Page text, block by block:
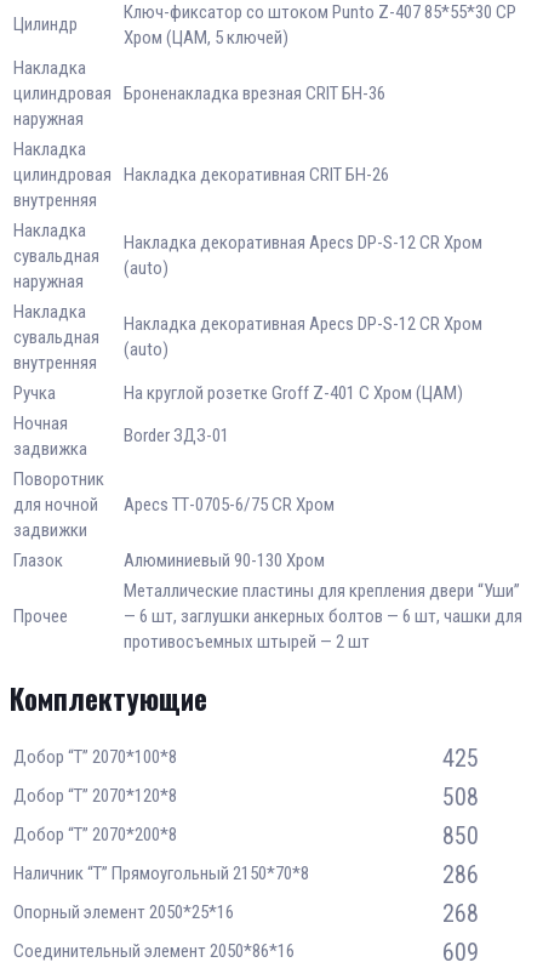
Цилиндр
Ключ-фиксатор со штоком Punto Z-407 85*55*30 CP
Хром (ЦАМ, 5 ключей)
Накладка
цилиндровая
наружная
Броненакладка врезная CRIT БН-36
Накладка
цилиндровая
внутренняя
Накладка декоративная CRIT БН-26
Накладка
сувальдная
наружная
Накладка декоративная Apecs DP-S-12 CR Хром
(auto)
Накладка
сувальдная
внутренняя
Накладка декоративная Apecs DP-S-12 CR Хром
(auto)
Ручка
На круглой розетке Groff Z-401 C Хром (ЦАМ)
Ночная
задвижка
Border ЗДЗ-01
Поворотник
для ночной
задвижки
Apecs ТТ-0705-6/75 CR Хром
Глазок Алюминиевый 90-130 Хром
Прочее
Металлические пластины для крепления двери “Уши”
— 6 шт, заглушки анкерных болтов — 6 шт, чашки для
противосъемных штырей — 2 шт
Комплектующие
Добор “Т” 2070*100*8 425
Добор “Т” 2070*120*8 508
Добор “Т” 2070*200*8 850
Наличник “Т” Прямоугольный 2150*70*8 286
Опорный элемент 2050*25*16 268
Соединительный элемент 2050*86*16 609